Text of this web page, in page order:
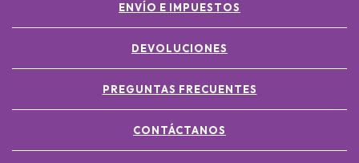
ENVÍO E IMPUESTOS
DEVOLUCIONES
PREGUNTAS FRECUENTES
CONTÁCTANOS